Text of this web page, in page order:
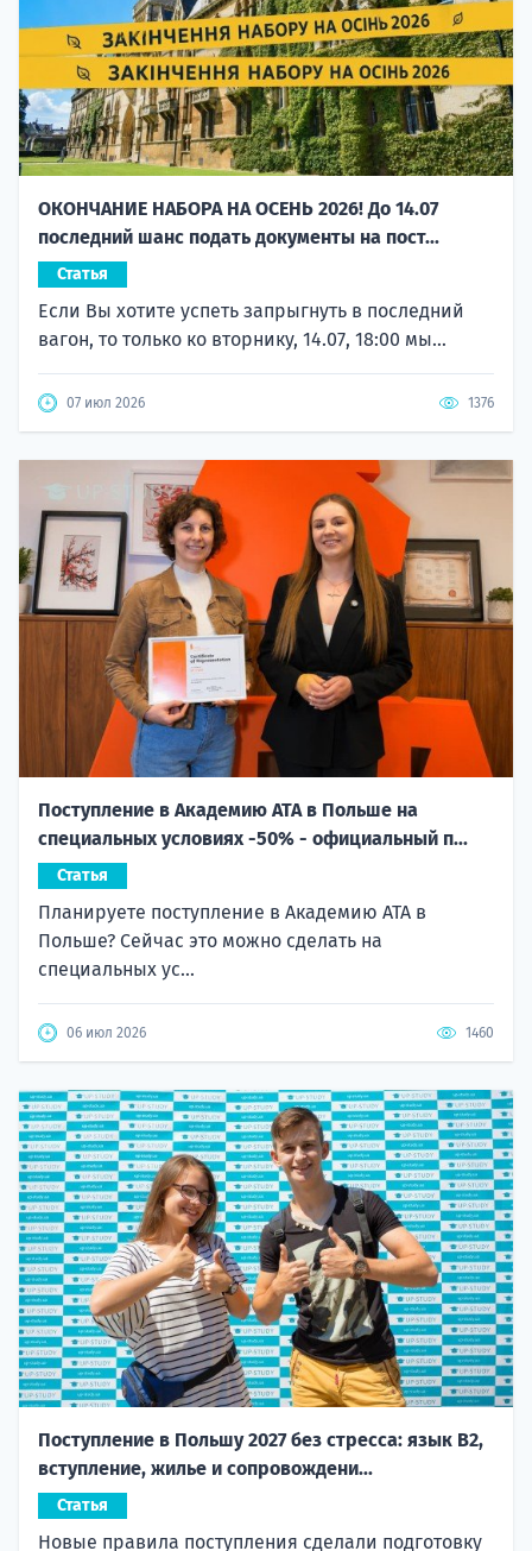
ОКОНЧАНИЕ НАБОРА НА ОСЕНЬ 2026! До 14.07
последний шанс подать документы на пост...
Статья
Если Вы хотите успеть запрыгнуть в последний
вагон, то только ко вторнику, 14.07, 18:00 мы...
07 июл 2026 1376
Поступление в Академию ATA в Польше на
специальных условиях -50% - официальный п...
Статья
Планируете поступление в Академию ATA в
Польше? Сейчас это можно сделать на
специальных ус...
06 июл 2026 1460
Поступление в Польшу 2027 без стресса: язык B2,
вступление, жилье и сопровождени...
Статья
Новые правила поступления сделали подготовку